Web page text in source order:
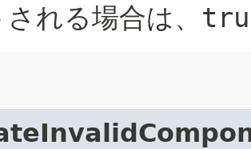
れる場合は、